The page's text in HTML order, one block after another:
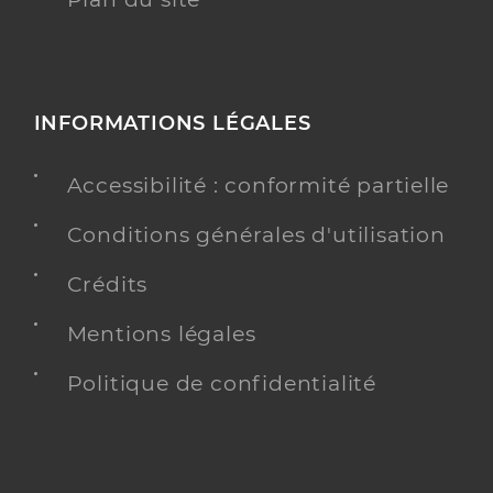
INFORMATIONS LÉGALES
Accessibilité : conformité partielle
Conditions générales d'utilisation
Crédits
Mentions légales
Politique de confidentialité